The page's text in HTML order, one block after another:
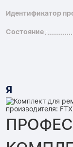
Идентификатор
Состояние
Я